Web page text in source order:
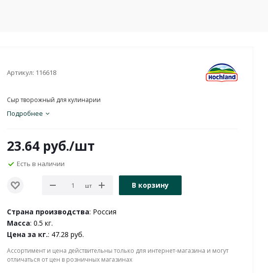
Артикул: 116618
Сыр творожный для кулинарии
Подробнее
23.64 руб./шт
Есть в наличии
шт В корзину
Страна производства: Россия
Масса: 0.5 кг.
Цена за кг.: 47.28 руб.
Ассортимент и цена действительны только для интернет-магазина и могут
отличаться от цен в розничных магазинах